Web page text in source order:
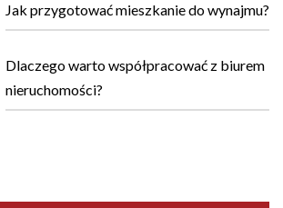
Jak przygotować mieszkanie do wynajmu?
Dlaczego warto współpracować z biurem
nieruchomości?